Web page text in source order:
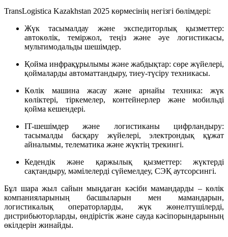
TransLogistica Kazakhstan 2025 көрмесінің негізгі бөлімдері:
Жүк тасымалдау және экспедиторлық қызметтер:
автокөлік, теміржол, теңіз және әуе логистикасы,
мультимодальды шешімдер.
Қойма инфрақұрылымы және жабдықтар: сөре жүйелері,
қоймаларды автоматтандыру, тиеу-түсіру техникасы.
Көлік машина жасау және арнайы техника: жүк
көліктері, тіркемелер, контейнерлер және мобильді
қойма кешендері.
IT-шешімдер және логистиканы цифрландыру:
тасымалды басқару жүйелері, электрондық құжат
айналымы, телематика және жүктің трекингі.
Кедендік және қаржылық қызметтер: жүктерді
сақтандыру, мәмілелерді сүйемелдеу, СЭҚ аутсорсингі.
Бұл шара жыл сайын мыңдаған кәсіби мамандарды – көлік
компанияларының басшыларын мен мамандарын,
логистикалық операторларды, жүк жөнелтушілерді,
дистрибьюторларды, өндірістік және сауда кәсіпорындарының
өкілдерін жинайды.